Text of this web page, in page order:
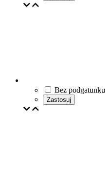
Bez podgatunku
Zastosuj